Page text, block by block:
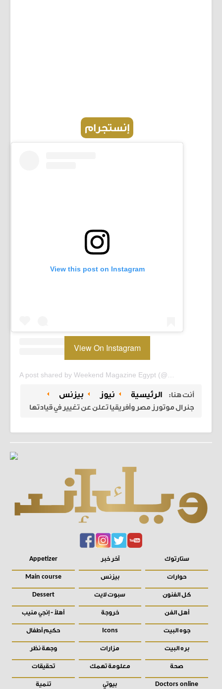
إنستجرام
View this post on Instagram
A post shared by Weekend Magazine Egypt (@weekendmagazineegypt)
View On Instagram
أنت هنا: الرئيسية نيوز بيزنس
جنرال موتورز مصر وأفريقيا تعلن عن تغيير في قيادتها
ستارتوك
حوارات
كل الفنون
أهل الفن
جوه البيت
بره البيت
صحة
Doctors online
آخر خبر
بيزنس
سبوت لايت
خروجة
Icons
مزارات
معلومة تهمك
بيوتي
Appetizer
Main course
Dessert
أهلاً - إنجي منيب
حكيم أطفال
وجهة نظر
تحقيقات
تنمية